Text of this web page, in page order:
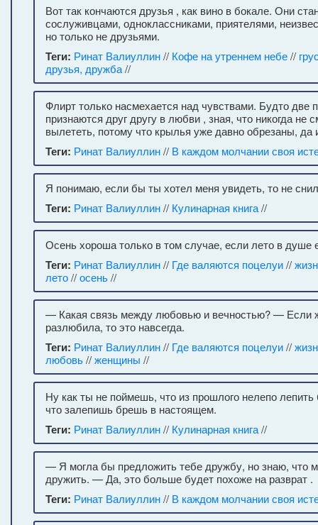
Вот так кончаются друзья , как вино в бокале. Они
сослуживцами, одноклассниками, приятелями,
но только не друзьями.
Теги: Ринат Валиуллин// Кофе на утреннем небе//
друзья, дружба//
Флирт только насмехается над чувствами. Будто две
признаются друг другу в любви , зная, что никогда не
вылететь, потому что крылья уже давно обрезаны, да
Теги: Ринат Валиуллин// В каждом молчании своя
Я понимаю, если бы ты хотел меня увидеть, то не
Теги: Ринат Валиуллин// Кулинарная книга//
Осень хороша только в том случае, если лето в душе
Теги: Ринат Валиуллин// Где валяются поцелуи//
лето//осень//
— Какая связь между любовью и вечностью? — Если
разлюбила, то это навсегда.
Теги: Ринат Валиуллин// Где валяются поцелуи//
любовь//женщины //
Ну как ты не поймешь, что из прошлого нелепо
что залепишь брешь в настоящем.
Теги: Ринат Валиуллин// Кулинарная книга//
— Я могла бы предложить тебе дружбу, но знаю, что
дружить. — Да, это больше будет похоже на разврат .
Теги: Ринат Валиуллин// В каждом молчании своя